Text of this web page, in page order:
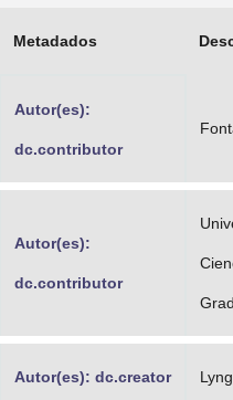
Planalto
Metadados
Autor(es):
dc.contributor
Autor(es):
dc.contributor
Autor(es): dc.creator